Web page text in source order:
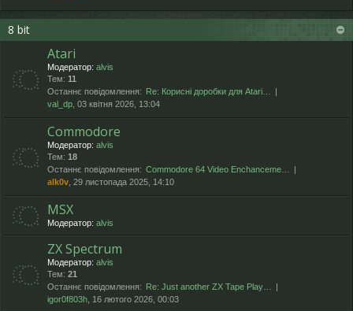
8 bit
Atari
Модератор: alvis
Тем: 11
Останнє повідомлення:
Re: Корисні доробки для Atari…
val_dp , 03 квітня 2026, 13:04
Commodore
Модератор: alvis
Тем: 18
Останнє повідомлення: Commodore 64 Video Enchanceme…
alk0v , 29 листопада 2025, 14:10
MSX
Модератор: alvis
ZX Spectrum
Модератор: alvis
Тем: 21
Останнє повідомлення:
Re: Just another ZX Tape Play…
igor0f803h , 16 лютого 2026, 00:03